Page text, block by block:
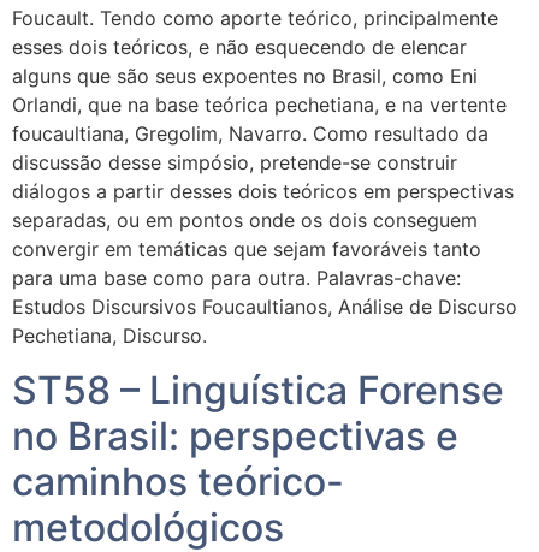
Foucault. Tendo como aporte teórico, principalmente
esses dois teóricos, e não esquecendo de elencar
alguns que são seus expoentes no Brasil, como Eni
Orlandi, que na base teórica pechetiana, e na vertente
foucaultiana, Gregolim, Navarro. Como resultado da
discussão desse simpósio, pretende-se construir
diálogos a partir desses dois teóricos em perspectivas
separadas, ou em pontos onde os dois conseguem
convergir em temáticas que sejam favoráveis tanto
para uma base como para outra. Palavras-chave:
Estudos Discursivos Foucaultianos, Análise de Discurso
Pechetiana, Discurso.
ST58 – Linguística Forense
no Brasil: perspectivas e
caminhos teórico-
metodológicos